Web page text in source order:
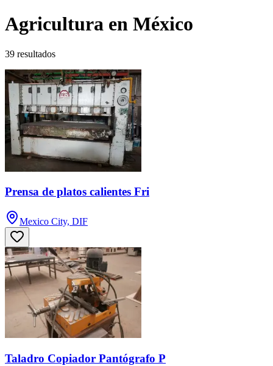
Agricultura en México
39 resultados
Prensa de platos calientes Fri
Mexico City, DIF
Taladro Copiador Pantógrafo P